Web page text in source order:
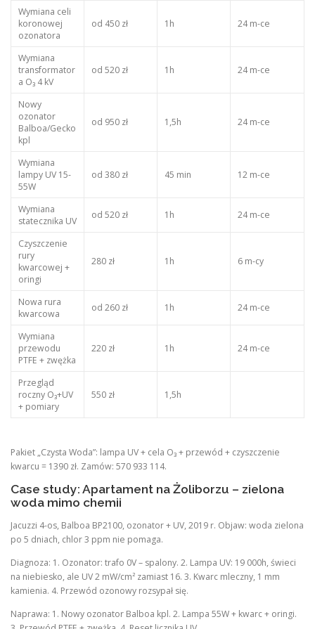
Wymiana celi
koronowej
ozonatora
od 450 zł 1h 24 m-ce
Wymiana
transformator
a O₃ 4 kV
od 520 zł 1h 24 m-ce
Nowy
ozonator
Balboa/Gecko
kpl
od 950 zł 1,5h 24 m-ce
Wymiana
lampy UV 15-
55W
od 380 zł 45 min 12 m-ce
Wymiana
statecznika UV
od 520 zł 1h 24 m-ce
Czyszczenie
rury
kwarcowej +
oringi
280 zł 1h 6 m-cy
Nowa rura
kwarcowa
od 260 zł 1h 24 m-ce
Wymiana
przewodu
PTFE + zwężka
220 zł 1h 24 m-ce
Przegląd
roczny O₃+UV
+ pomiary
550 zł 1,5h
Pakiet „Czysta Woda”: lampa UV + cela O₃ + przewód + czyszczenie
kwarcu = 1390 zł. Zamów: 570 933 114.
Case study: Apartament na Żoliborzu – zielona
woda mimo chemii
Jacuzzi 4-os, Balboa BP2100, ozonator + UV, 2019 r. Objaw: woda zielona
po 5 dniach, chlor 3 ppm nie pomaga.
Diagnoza: 1. Ozonator: trafo 0V – spalony. 2. Lampa UV: 19 000h, świeci
na niebiesko, ale UV 2 mW/cm² zamiast 16. 3. Kwarc mleczny, 1 mm
kamienia. 4. Przewód ozonowy rozsypał się.
Naprawa: 1. Nowy ozonator Balboa kpl. 2. Lampa 55W + kwarc + oringi.